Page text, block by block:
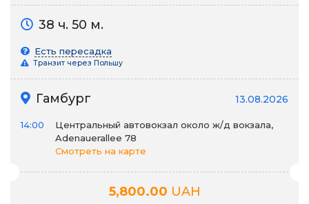
38 ч. 50 м.
Есть пересадка
Транзит через Польшу
Гамбург 13.08.2026
14:00
Центральный автовокзал около ж/д вокзала,
Adenauerallee 78
Смотреть на карте
5,800.00 UAH